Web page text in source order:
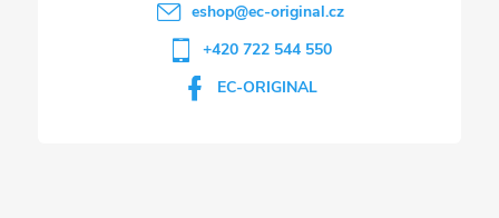
eshop@ec-original.cz
+420 722 544 550
EC-ORIGINAL